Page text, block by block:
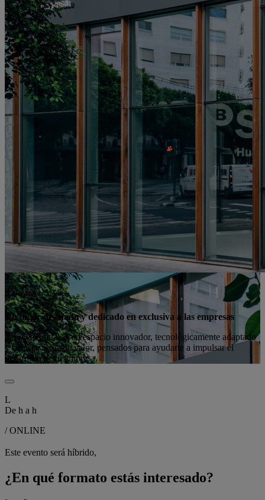
Hub Empresa Valencia
Un lugar diseñado y dedicado en exclusiva a las empresas
Aquí encontrarás un espacio innovador, tecnológicamente adaptado
y con servicios de valor, pensados para ayudarte a impulsar el
desarrollo de tu empresa.
L
De h a h
/ ONLINE
Este evento será híbrido,
¿En qué formato estás interesado?